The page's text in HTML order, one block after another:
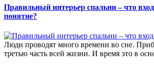
Правильный интерьер спальни – что
понятие?
Люди проводят много времени во сне.
третью часть всей жизни. И время это в